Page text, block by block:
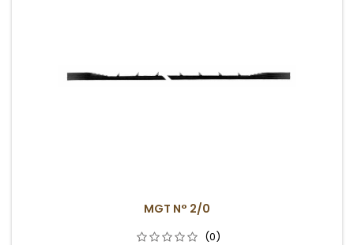
MGT N° 2/0
(0)